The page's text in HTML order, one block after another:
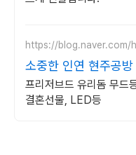
https://blog.naver.com/
소중한 인연 현주공방
프리저브드 유리돔 무드
결혼선물, LED등